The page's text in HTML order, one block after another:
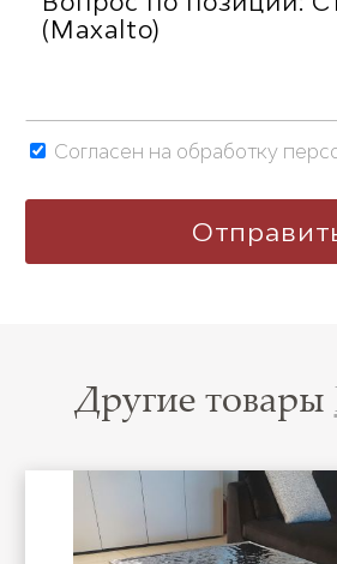
Согласен на обработку
Другие товары